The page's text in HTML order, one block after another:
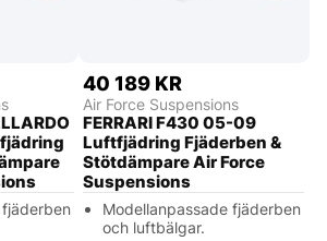
40 189 KR
Air Force Suspensions
FERRARI F430 05-09
Luftfjädring Fjäderben &
Stötdämpare Air Force
Suspensions
Modellanpassade fjäderben
och luftbälgar.